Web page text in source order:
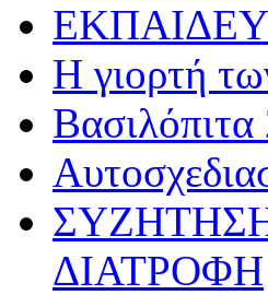
Η γιορτή
ΔΙΑΤΡΟΦΗ